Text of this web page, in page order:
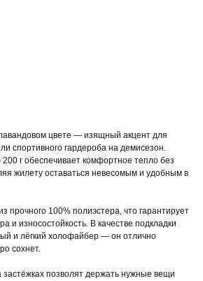
цвете — изящный акцент для
спортивного гардероба на демисезон.
г обеспечивает комфортное тепло без
жилету оставаться невесомым и удобным в
прочного 100% полиэстера, что гарантирует
и износостойкость. В качестве подкладки
и лёгкий холофайбер — он отлично
сохнет.
позволят держать нужные вещи